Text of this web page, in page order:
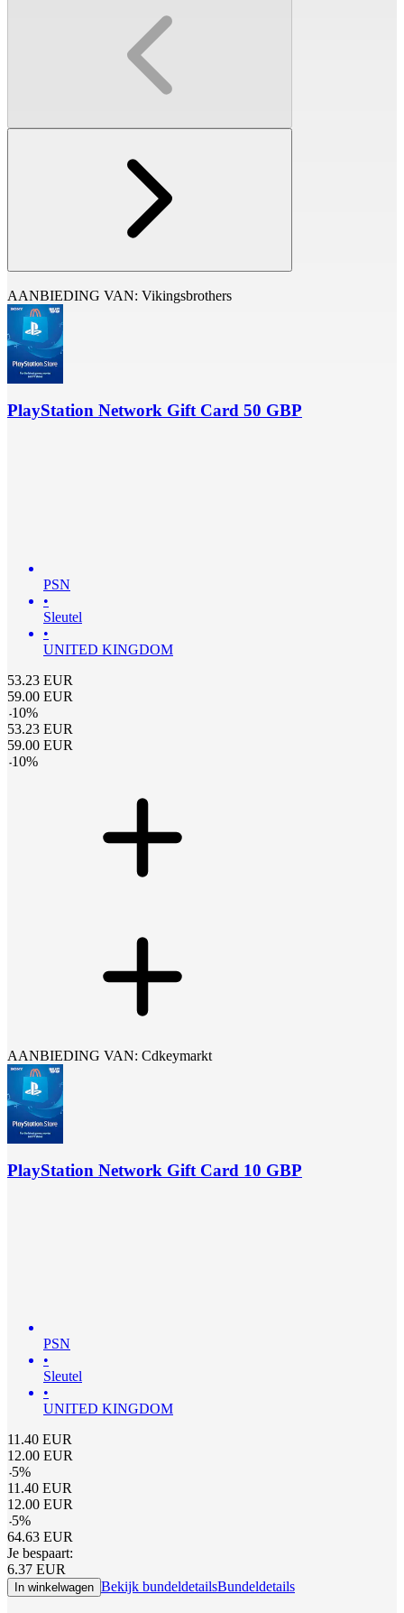
AANBIEDING VAN: Vikingsbrothers
PlayStation Network Gift Card 50 GBP
PSN
•
Sleutel
•
UNITED KINGDOM
53.23 EUR
59.00 EUR
-10%
53.23 EUR
59.00 EUR
-10%
AANBIEDING VAN: Cdkeymarkt
PlayStation Network Gift Card 10 GBP
PSN
•
Sleutel
•
UNITED KINGDOM
11.40 EUR
12.00 EUR
-5%
11.40 EUR
12.00 EUR
-5%
64.63 EUR
Je bespaart:
6.37 EUR
In winkelwagen Bekijk bundeldetailsBundeldetails